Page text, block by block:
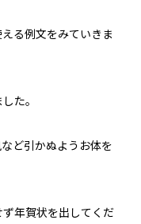
る例文をみていきま
た。
ど引かぬようお体を
年賀状を出してくだ